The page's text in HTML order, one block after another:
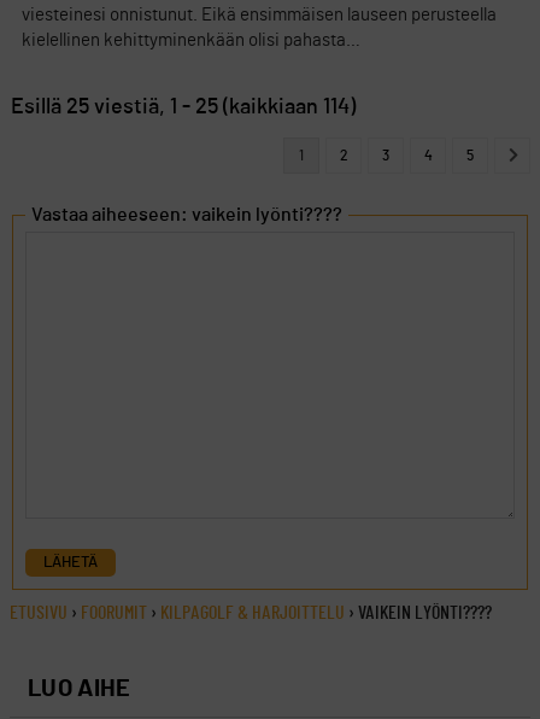
viesteinesi onnistunut. Eikä ensimmäisen lauseen perusteella
kielellinen kehittyminenkään olisi pahasta…
Esillä 25 viestiä, 1 - 25 (kaikkiaan 114)
1 2 3 4 5
Vastaa aiheeseen: vaikein lyönti????
LÄHETÄ
ETUSIVU › FOORUMIT › KILPAGOLF & HARJOITTELU › VAIKEIN LYÖNTI????
LUO AIHE